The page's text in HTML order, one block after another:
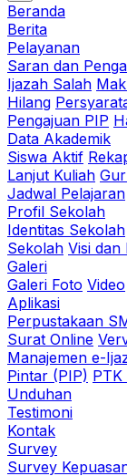
Beranda
Berita
Pelayanan
Saran dan
Ijazah Salah
Hilang
Pengajuan PIP
Data Akademik
Siswa Aktif
Lanjut Kuliah
Jadwal Pelajaran
Profil Sekolah
Identitas Sekolah
Sekolah Visi dan
Galeri
Galeri Foto Video
Aplikasi
Perpustakaan
Surat Online
Manajemen e-
Pintar (PIP) PTK
Unduhan
Testimoni
Kontak
Survey
Survey